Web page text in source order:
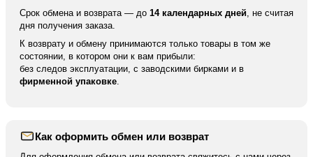
отслеживания вашей посылки. По нему вы можете
отследить ваше отправление на сайте курьерской
Срок обмена и возврата — до 14 календарных дней, не считая
дня получения заказа.
К возврату и обмену принимаются только товары в том же
состоянии, в котором они к вам прибыли:
без следов эксплуатации, с заводскими бирками и в
фирменной упаковке.
Как оформить обмен или возврат